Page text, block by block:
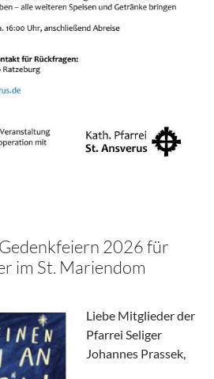
2026 für
im St. Mariendom
Liebe Mitglieder der
Pfarrei Seliger
Johannes Prassek,